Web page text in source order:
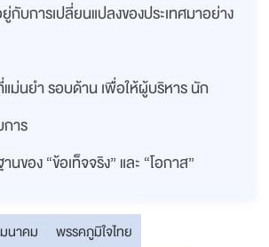
กับการเปลี่ยนแปลงของประเทศมาอย่าง
ม่นยำ รอบด้าน เพื่อให้ผู้บริหาร นัก
าร
ของ “ข้อเท็จจริง” และ “โอกาส”
นาคม
พรรคภูมิใจไทย